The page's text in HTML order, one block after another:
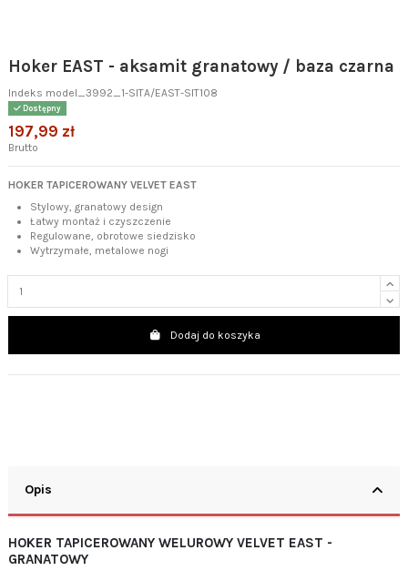
Hoker EAST - aksamit granatowy / baza czarna
Indeks model_3992_1-SITA/EAST-SIT108
Dostępny
197,99 zł
Brutto
HOKER TAPICEROWANY VELVET EAST
Stylowy, granatowy design
Łatwy montaż i czyszczenie
Regulowane, obrotowe siedzisko
Wytrzymałe, metalowe nogi
Dodaj do koszyka
Opis
HOKER TAPICEROWANY WELUROWY VELVET EAST -
GRANATOWY